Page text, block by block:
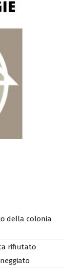
della colonia
rifiutato